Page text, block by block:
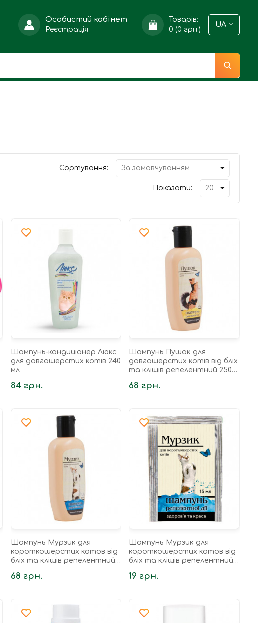
Особистий кабінет
Реєстрація
Товарів:
0 (0 грн.)
UA
Сортування:
Показати:
Шампунь-кондиціонер Люкс
для довгошерстих котів 240
мл
84 грн.
Шампунь Пушок для
довгошерстих котів від бліх
та кліщів репелентний 250
68 грн.
Шампунь Мурзик для
короткошерстих котов від
бліх та кліщів репелентний
68 грн.
Шампунь Мурзик для
короткошерстих котов від
бліх та кліщів репелентний
19 грн.